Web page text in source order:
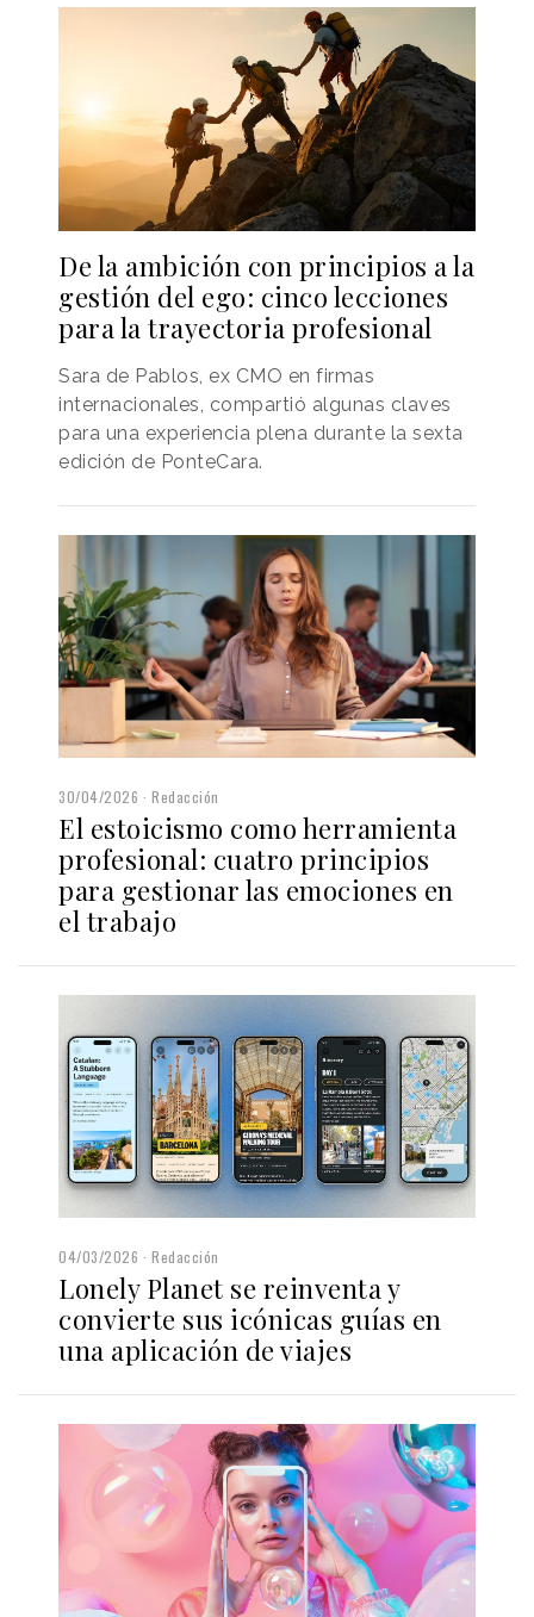
De la ambición con principios a la
gestión del ego: cinco lecciones
para la trayectoria profesional
Sara de Pablos, ex CMO en firmas
internacionales, compartió algunas claves
para una experiencia plena durante la sexta
edición de PonteCara.
30/04/2026 Redacción
El estoicismo como herramienta
profesional: cuatro principios
para gestionar las emociones en
el trabajo
04/03/2026 Redacción
Lonely Planet se reinventa y
convierte sus icónicas guías en
una aplicación de viajes